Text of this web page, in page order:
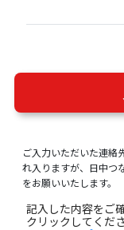
ご入力いただいた連絡
れ入りますが、日中つ
をお願いいたします。
記入した内容をご
クリックしてくだ